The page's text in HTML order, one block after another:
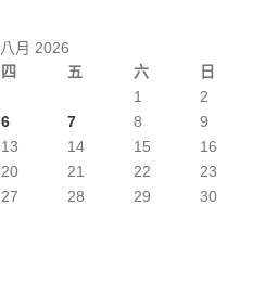
八月 2026
四 五 六 日
1
2
6 7 8
9
13 14 15
16
20 21 22
23
27 28 29
30